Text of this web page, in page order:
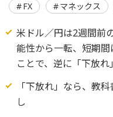
FX マネックス
米ドル／円は2週間前
能性から一転、短期
ことで、逆に「下放
「下放れ」なら、教
し